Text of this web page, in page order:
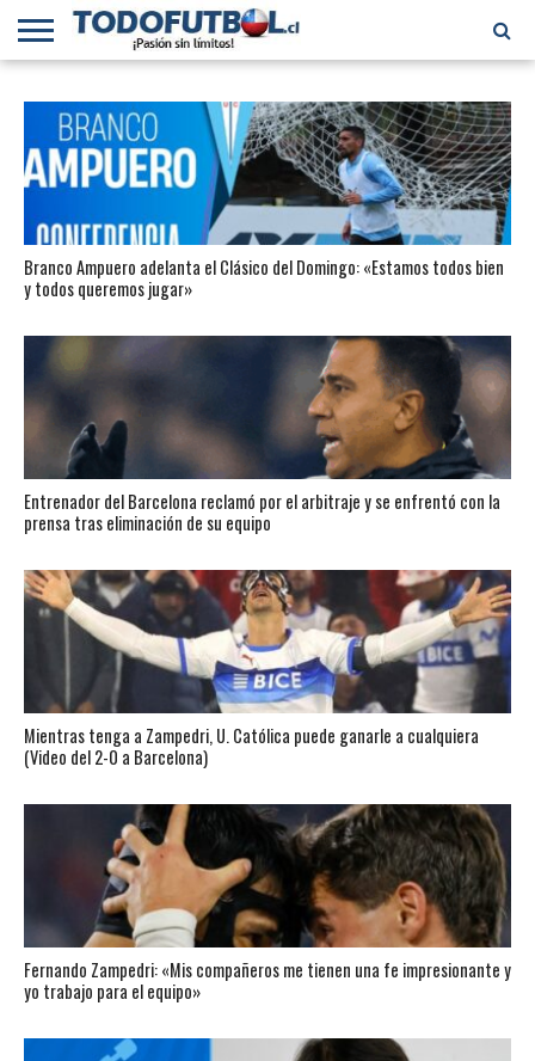
DIVISIÓN
PRIMERA
SELECCIÓN
CHILENA
CHILENOS
EN EL
MUNDO
FÚTBOL
INTERNACIONAL
Branco Ampuero adelanta el Clásico del Domingo: «Estamos todos bien
y todos queremos jugar»
Entrenador del Barcelona reclamó por el arbitraje y se enfrentó con la
prensa tras eliminación de su equipo
Mientras tenga a Zampedri, U. Católica puede ganarle a cualquiera
(Video del 2-0 a Barcelona)
Fernando Zampedri: «Mis compañeros me tienen una fe impresionante y
yo trabajo para el equipo»